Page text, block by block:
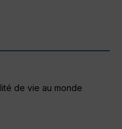
de vie au monde